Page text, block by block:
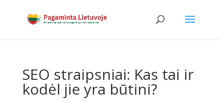
SEO straipsniai: Kas tai ir
kodėl jie yra būtini?